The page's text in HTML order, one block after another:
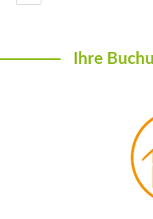
Ihre